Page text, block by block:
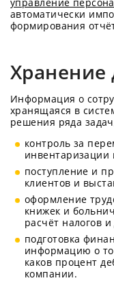
автоматически
формирования
Хранение
Информация о
хранящаяся в
решения ряда
контроль за
инвентаризации
поступление и
клиентов и
оформление
книжек и
расчёт налогов и
подготовка
информацию о
каков процент
компании.